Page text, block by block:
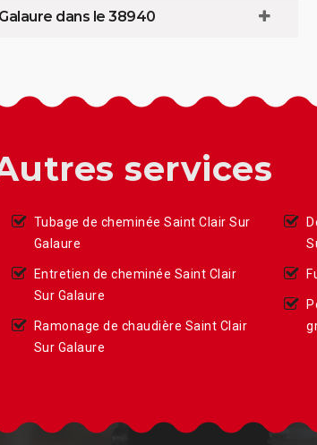
dans le 38940
services
Tubage de cheminée Saint Clair Sur
Galaure
Entretien de cheminée Saint Clair
Sur Galaure
Ramonage de chaudière Saint Clair
Sur Galaure